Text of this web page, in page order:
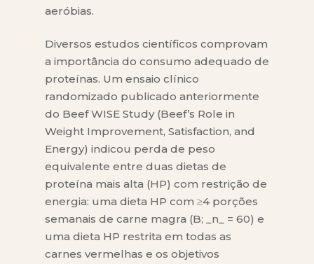
aeróbias.
Diversos estudos científicos comprovam
a importância do consumo adequado de
proteínas. Um ensaio clínico
randomizado publicado anteriormente
do Beef WISE Study (Beef’s Role in
Weight Improvement, Satisfaction, and
Energy) indicou perda de peso
equivalente entre duas dietas de
proteína mais alta (HP) com restrição de
energia: uma dieta HP com ≥4 porções
semanais de carne magra (B; _n_ = 60) e
uma dieta HP restrita em todas as
carnes vermelhas e os objetivos